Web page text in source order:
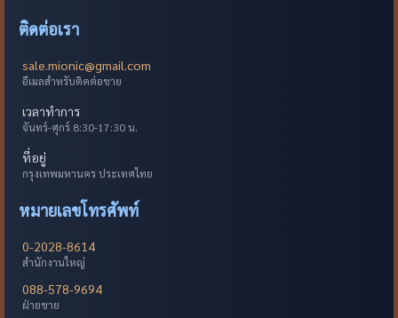
ติดต่อเรา
sale.mionic@gmail.com
อีเมลสำหรับติดต่อขาย
เวลาทำการ
จันทร์-ศุกร์ 8:30-17:30 น.
ที่อยู่
กรุงเทพมหานคร ประเทศไทย
หมายเลขโทรศัพท์
0-2028-8614
สำนักงานใหญ่
088-578-9694
ฝ่ายขาย